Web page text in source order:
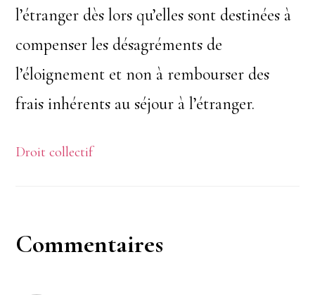
l’étranger dès lors qu’elles sont destinées à
compenser les désagréments de
l’éloignement et non à rembourser des
frais inhérents au séjour à l’étranger.
Droit collectif
Interactions
Commentaires